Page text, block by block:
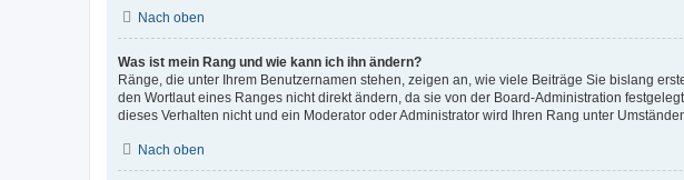
Nach oben
Was ist mein Rang und wie kann ich ihn ändern?
Ränge, die unter Ihrem Benutzernamen stehen, zeigen an, wie viele Beiträge Sie bislang
den Wortlaut eines Ranges nicht direkt ändern, da sie von der Board-Administration
dieses Verhalten nicht und ein Moderator oder Administrator wird Ihren Rang unter
Nach oben